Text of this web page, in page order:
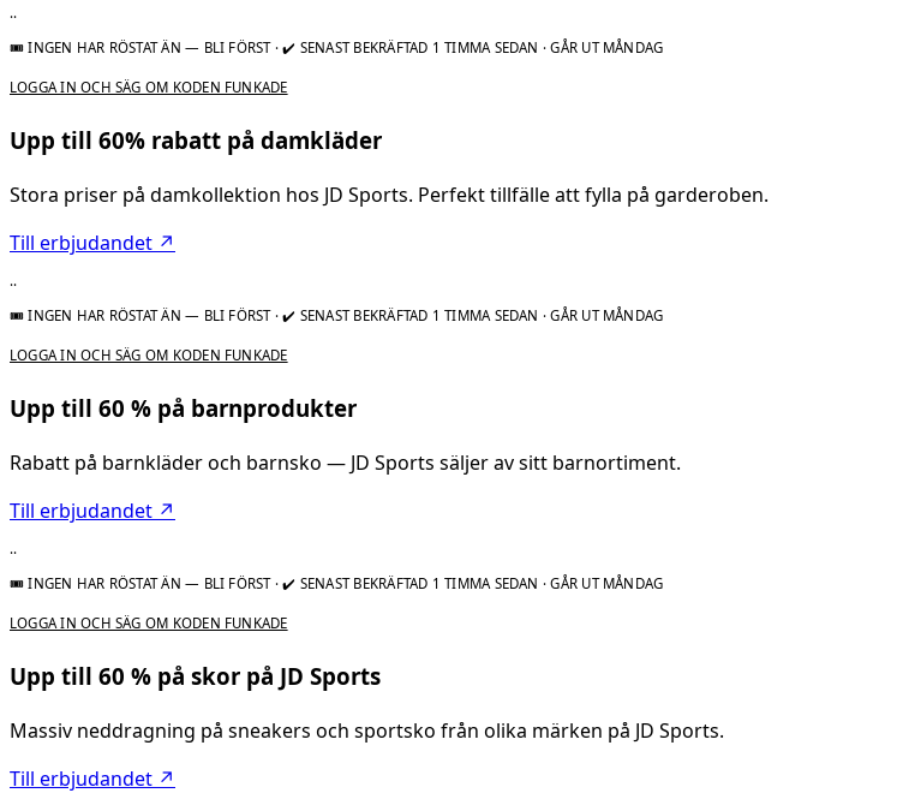
..
🎟 INGEN HAR RÖSTAT ÄN — BLI FÖRST · ✔ SENAST BEKRÄFTAD 1 TIMMA SEDAN · GÅR UT MÅNDAG
LOGGA IN OCH SÄG OM KODEN FUNKADE
Upp till 60% rabatt på damkläder
Stora priser på damkollektion hos JD Sports. Perfekt tillfälle att fylla på garderoben.
Till erbjudandet ↗
..
🎟 INGEN HAR RÖSTAT ÄN — BLI FÖRST · ✔ SENAST BEKRÄFTAD 1 TIMMA SEDAN · GÅR UT MÅNDAG
LOGGA IN OCH SÄG OM KODEN FUNKADE
Upp till 60 % på barnprodukter
Rabatt på barnkläder och barnsko — JD Sports säljer av sitt barnortiment.
Till erbjudandet ↗
..
🎟 INGEN HAR RÖSTAT ÄN — BLI FÖRST · ✔ SENAST BEKRÄFTAD 1 TIMMA SEDAN · GÅR UT MÅNDAG
LOGGA IN OCH SÄG OM KODEN FUNKADE
Upp till 60 % på skor på JD Sports
Massiv neddragning på sneakers och sportsko från olika märken på JD Sports.
Till erbjudandet ↗